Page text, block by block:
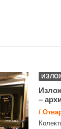
–
/